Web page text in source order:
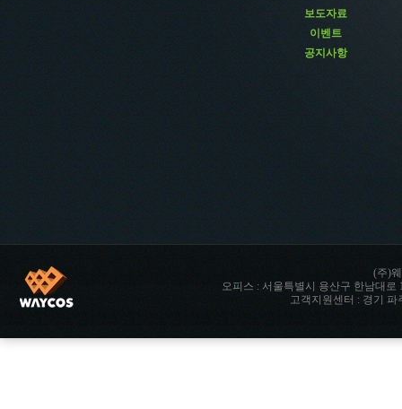
보도자료
이벤트
공지사항
(주)
오피스 : 서울특별시 용산구 한남대로
고객지원센터 : 경기 파